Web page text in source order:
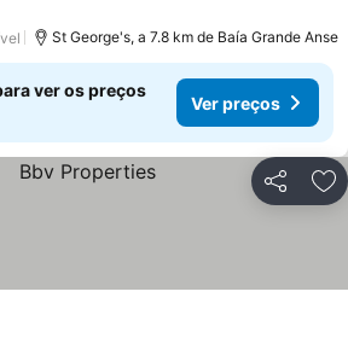
St George's, a 7.8 km de Baía Grande Anse
ver os preços
Ver preços
Partilhar
preços